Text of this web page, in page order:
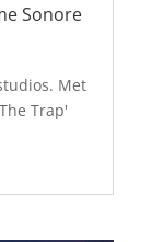
Sonore
Met
Trap'